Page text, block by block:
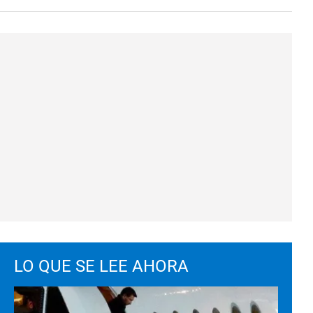
LO QUE SE LEE AHORA